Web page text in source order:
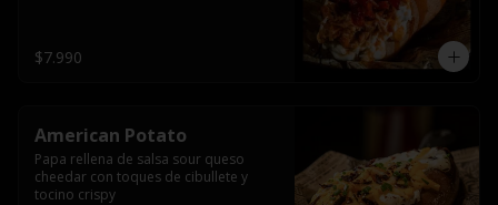
$7.990
American Potato
Papa rellena de salsa sour queso
cheedar con toques de cibullete y
tocino crispy